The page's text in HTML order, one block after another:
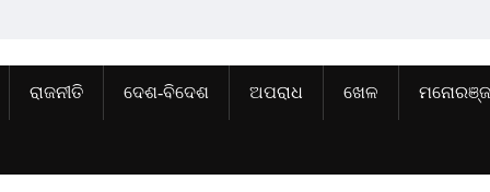
ରାଜନୀତି ଦେଶ-ବିଦେଶ ଅପରାଧ ଖେଳ